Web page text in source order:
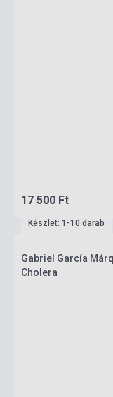
17 500 Ft
Készlet: 1-10 darab
Gabriel García
Cholera